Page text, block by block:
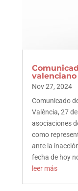
valenciano
Nov 27, 2024
Comunicado
València, 27
asociaciones
como
ante la
fecha de hoy
leer más